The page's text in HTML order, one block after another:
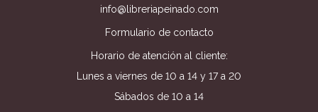
info@libreriapeinado.com
Formulario de contacto
Horario de atención al cliente:
Lunes a viernes de 10 a 14 y 17 a 20
Sábados de 10 a 14